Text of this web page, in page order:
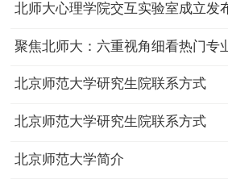
北师大心理学院交互实验室成立发
聚焦北师大：六重视角细看热门专
北京师范大学研究生院联系方式
北京师范大学研究生院联系方式
北京师范大学简介